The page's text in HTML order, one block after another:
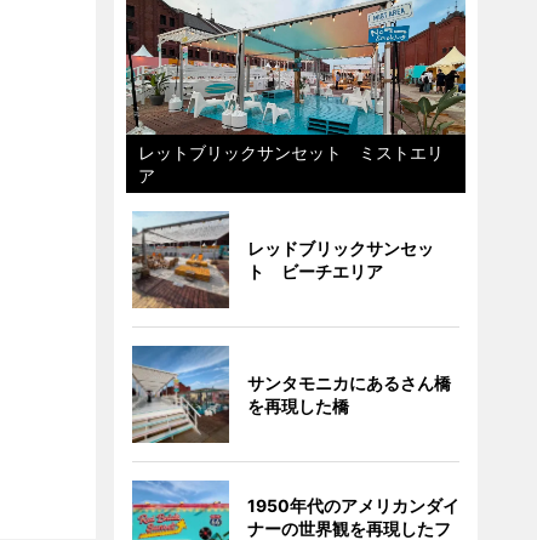
レットブリックサンセット ミストエリ
ア
レッドブリックサンセッ
ト ビーチエリア
サンタモニカにあるさん橋
を再現した橋
1950年代のアメリカンダイ
ナーの世界観を再現したフ